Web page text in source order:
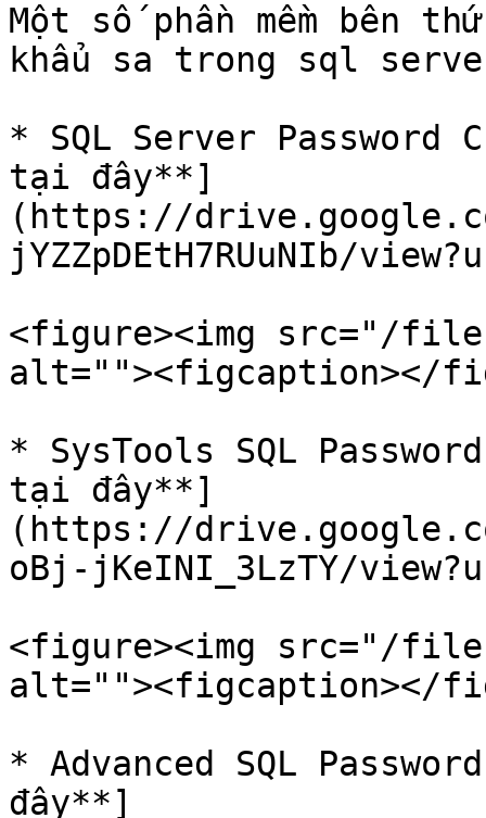
Một số phần mềm bên
khẩu sa trong sql
* SQL Server
tại đây**]
(https://
jYZZpDEtH7RUuNIb/
<figure><img src="/
alt=""><figcaption></
* SysTools SQL
tại đây**]
(https://
oBj-jKeINI_3LzTY/
<figure><img src="/files/
alt=""><figcaption></
* Advanced SQL
đây**]